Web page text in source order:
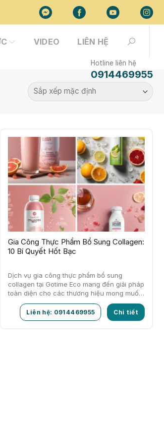
VIDEO LIÊN HỆ
Hotline liên hệ
0914469955
Gia Công Thực Phẩm Bổ Sung Collagen:
10 Bí Quyết Hốt Bạc
Dịch vụ gia công thực phẩm bổ sung
collagen tại Gotime Eco mang đến giải pháp
toàn diện cho các thương hiệu mong muốn
phát triển sản phẩm…
Liên hệ: 0914469955 Chi tiết